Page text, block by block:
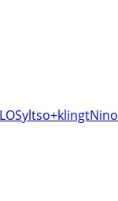
Syltso+klingtNino